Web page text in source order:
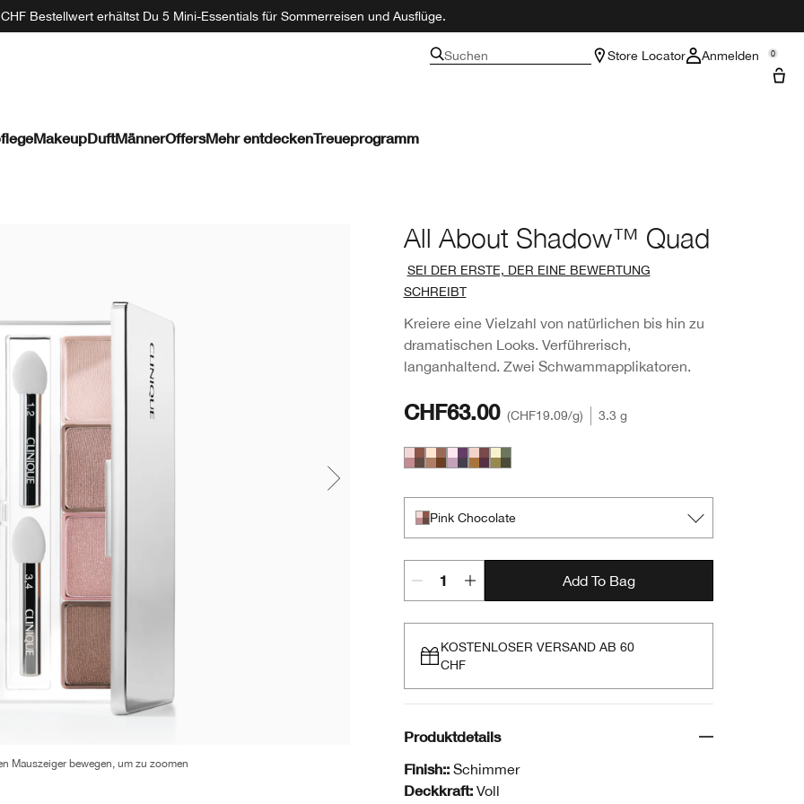
Bestellwert erhältst Du 5 Mini-Essentials für Sommerreisen und Ausflüge.
Suchen Store Locator Anmelden 0
MakeupDuftMännerOffersMehr entdeckenTreueprogramm
All About Shadow™ Quad
SEI DER ERSTE, DER EINE BEWERTUNG
SCHREIBT
Kreiere eine Vielzahl von natürlichen bis hin zu
dramatischen Looks. Verführerisch,
langanhaltend. Zwei Schwammapplikatoren.
Mauszeiger bewegen, um zu zoomen
CHF63.00 CHF19.09/g 3.3 g
Pink Chocolate
Add To Bag
KOSTENLOSER VERSAND AB 60
CHF
Produktdetails
Finish:: Schimmer
Deckkraft: Voll